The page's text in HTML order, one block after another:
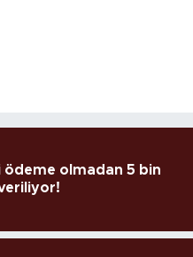
ödeme olmadan 5 bin